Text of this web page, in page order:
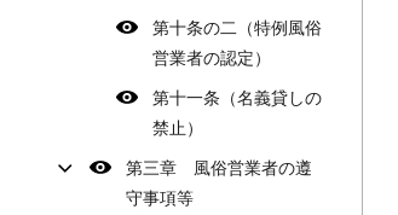
第十条の二（特例風俗
営業者の認定）
第十一条（名義貸しの
禁止）
第三章 風俗営業者の遵
守事項等